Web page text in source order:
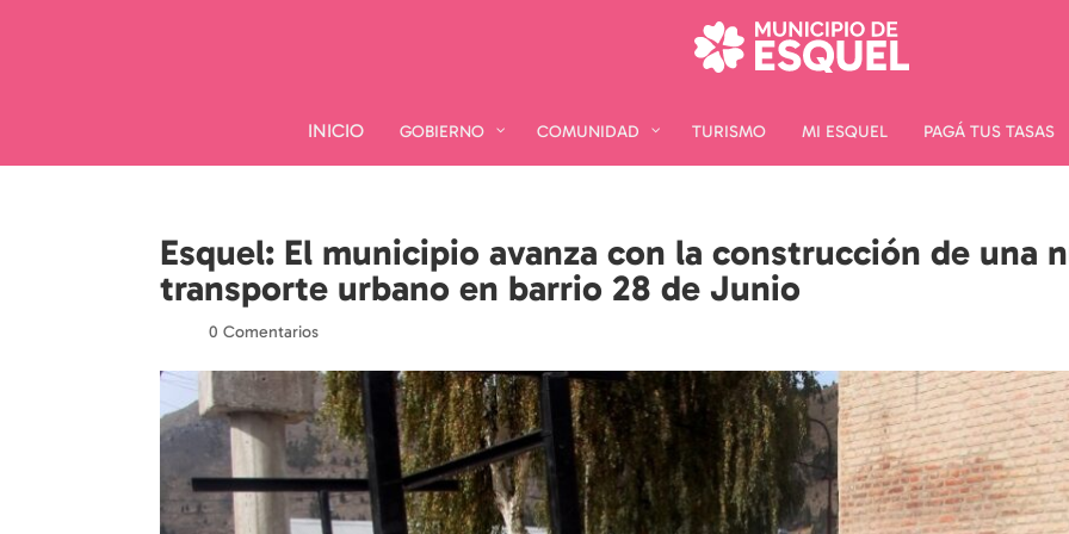
INICIO GOBIERNO COMUNIDAD TURISMO MI ESQUEL PAGÁ TUS TASAS
INICIO GOBIERNO COMUNIDAD TURISMO MI ESQUEL PAGÁ TUS TASAS
Esquel: El municipio avanza con la construcción de una
transporte urbano en barrio 28 de Junio
|0 Comentarios